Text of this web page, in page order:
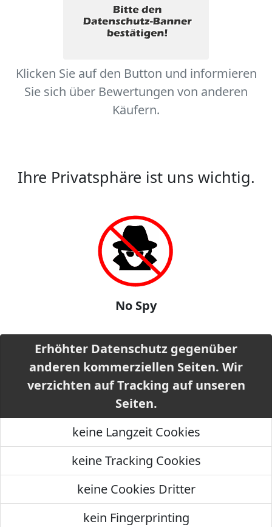
Klicken Sie auf den Button und informieren
Sie sich über Bewertungen von anderen
Käufern.
Ihre Privatsphäre ist uns wichtig.
No Spy
Erhöhter Datenschutz gegenüber
anderen kommerziellen Seiten. Wir
verzichten auf Tracking auf unseren
Seiten.
keine Langzeit Cookies
keine Tracking Cookies
keine Cookies Dritter
kein Fingerprinting